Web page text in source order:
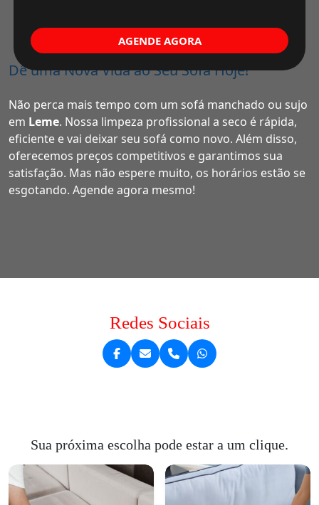
Dê uma Nova Vida ao Seu Sofá Hoje!
Não perca mais tempo com um sofá manchado ou sujo
em Leme. Nossa limpeza profissional a seco é rápida,
eficiente e vai deixar seu sofá como novo. Além disso,
oferecemos preços competitivos e garantimos sua
satisfação. Mas não espere muito, os horários estão se
esgotando. Agende agora mesmo!
AGENDE AGORA
Redes Sociais
Sua próxima escolha pode estar a um clique.